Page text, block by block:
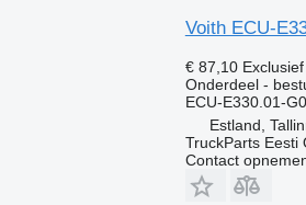
Voith ECU-
€ 87,10
Onderdeel -
ECU-E330.01-
Estland,
TruckParts Eesti
Contact